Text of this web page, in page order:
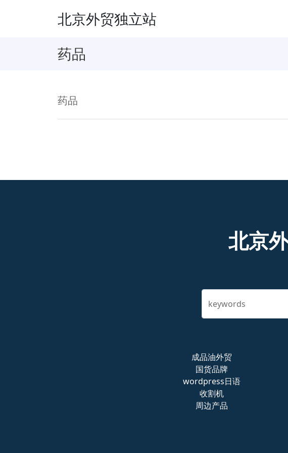
北京外贸独立站
药品
药品
北京
keywords
成品油外贸
国货品牌
wordpress日语
收割机
周边产品